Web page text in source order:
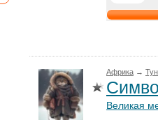
Африка →
Великая